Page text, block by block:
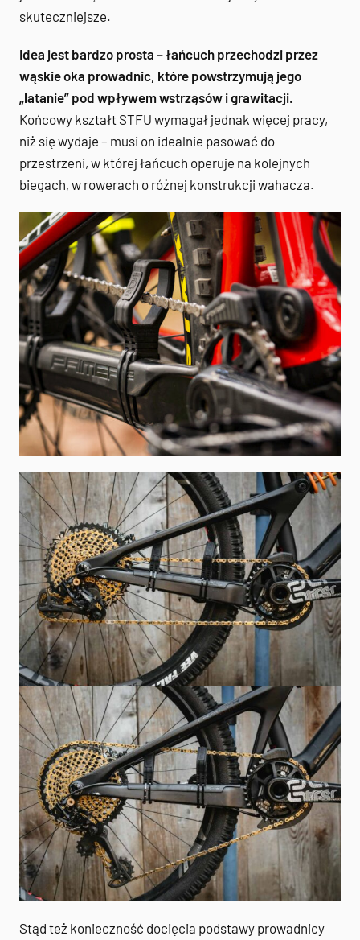
skuteczniejsze.
Idea jest bardzo prosta – łańcuch przechodzi przez
wąskie oka prowadnic, które powstrzymują jego
„latanie” pod wpływem wstrząsów i grawitacji.
Końcowy kształt STFU wymagał jednak więcej pracy,
niż się wydaje – musi on idealnie pasować do
przestrzeni, w której łańcuch operuje na kolejnych
biegach, w rowerach o różnej konstrukcji wahacza.
Stąd też konieczność docięcia podstawy prowadnicy